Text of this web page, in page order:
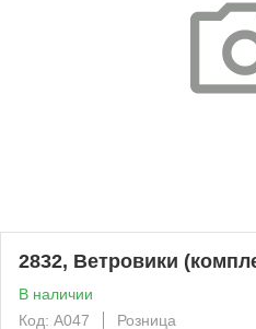
2832, Ветровики
В наличии
Код: A047
Розница